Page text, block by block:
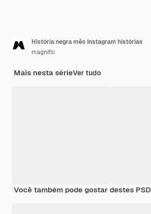
História negra mês Instagram histórias
magnific
Mais nesta sérieVer tudo
Você também pode gostar destes PSD